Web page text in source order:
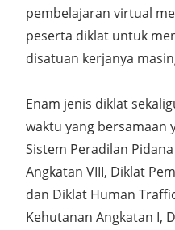
pembelajaran virtual
peserta diklat untuk
disatuan kerjanya
Enam jenis diklat
waktu yang bersamaan
Sistem Peradilan
Angkatan VIII, Diklat
dan Diklat Human
Kehutanan Angkatan I,